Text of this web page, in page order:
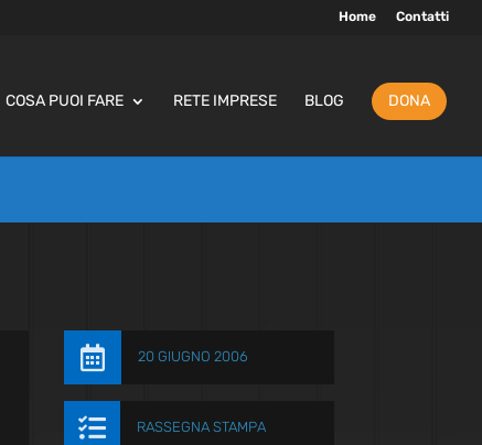
Home Contatti
COSA PUOI FARE RETE IMPRESE BLOG DONA
 20 GIUGNO 2006
 RASSEGNA STAMPA